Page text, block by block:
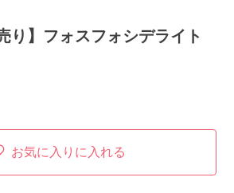
り】フォスフォシデライト
お気に入りに入れる